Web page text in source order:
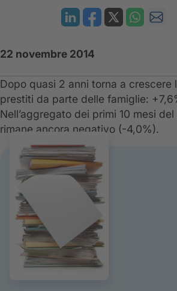
22 novembre 2014
Dopo quasi 2 anni torna a crescere
prestiti da parte delle famiglie:
Nell’aggregato dei primi 10 mesi
rimane ancora negativo (-4,0%).